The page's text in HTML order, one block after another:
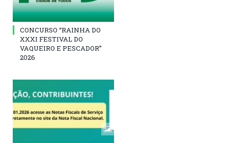
CONCURSO “RAINHA DO
XXXI FESTIVAL DO
VAQUEIRO E PESCADOR”
2026